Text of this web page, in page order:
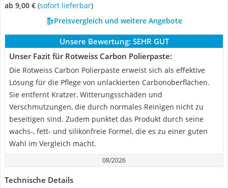
ab 9,00 € ( Sofort lieferbar)
Preisvergleich und weitere Angebote
Unsere Bewertung: SEHR GUT
Unser Fazit für Rotweiss Carbon Polierpaste:
Die Rotweiss Carbon Polierpaste erweist sich als effektive
Lösung für die Pflege von unlackierten Carbonoberflächen.
Sie entfernt Kratzer, Witterungsschäden und
Verschmutzungen, die durch normales Reinigen nicht zu
beseitigen sind. Zudem punktet das Produkt durch seine
wachs-, fett- und silikonfreie Formel, die es zu einer guten
Wahl im Vergleich macht.
08/2026
Technische Details